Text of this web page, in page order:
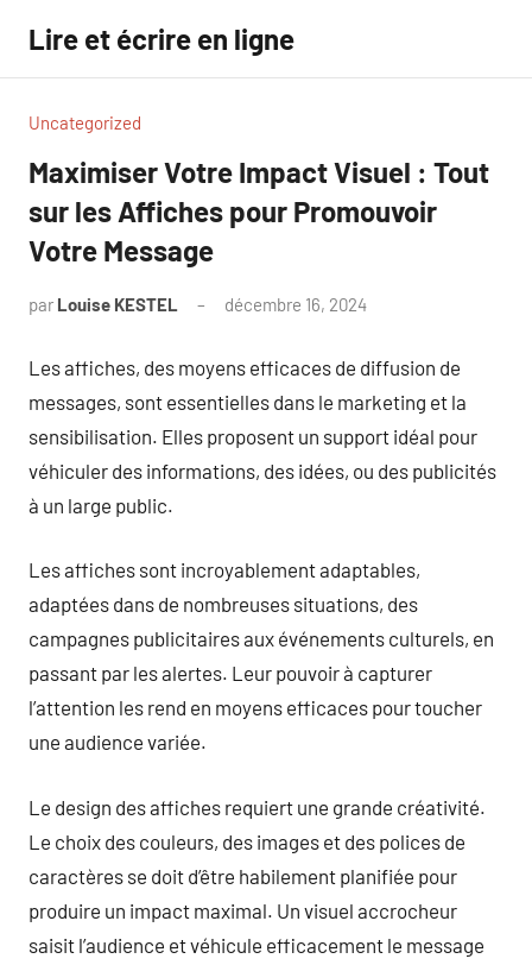
contenu
Lire et écrire en ligne
Uncategorized
Maximiser Votre Impact Visuel : Tout
sur les Affiches pour Promouvoir
Votre Message
par Louise KESTEL décembre 16, 2024
Les affiches, des moyens efficaces de diffusion de
messages, sont essentielles dans le marketing et la
sensibilisation. Elles proposent un support idéal pour
véhiculer des informations, des idées, ou des publicités
à un large public.
Les affiches sont incroyablement adaptables,
adaptées dans de nombreuses situations, des
campagnes publicitaires aux événements culturels, en
passant par les alertes. Leur pouvoir à capturer
l’attention les rend en moyens efficaces pour toucher
une audience variée.
Le design des affiches requiert une grande créativité.
Le choix des couleurs, des images et des polices de
caractères se doit d’être habilement planifiée pour
produire un impact maximal. Un visuel accrocheur
saisit l’audience et véhicule efficacement le message